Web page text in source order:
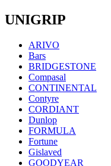
UNIGRIP
ARIVO
Bars
BRIDGESTONE
Compasal
CONTINENTAL
Contyre
CORDIANT
Dunlop
FORMULA
Fortune
Gislaved
GOODYEAR